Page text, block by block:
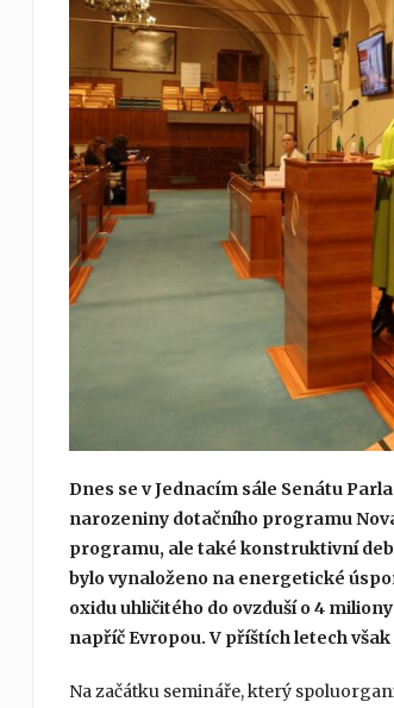
Dnes se v Jednacím sále Senátu
narozeniny dotačního programu
programu, ale také konstruktivní
bylo vynaloženo na energetické
oxidu uhličitého do ovzduší o 4
napříč Evropou. V příštích letech
Na začátku semináře, který